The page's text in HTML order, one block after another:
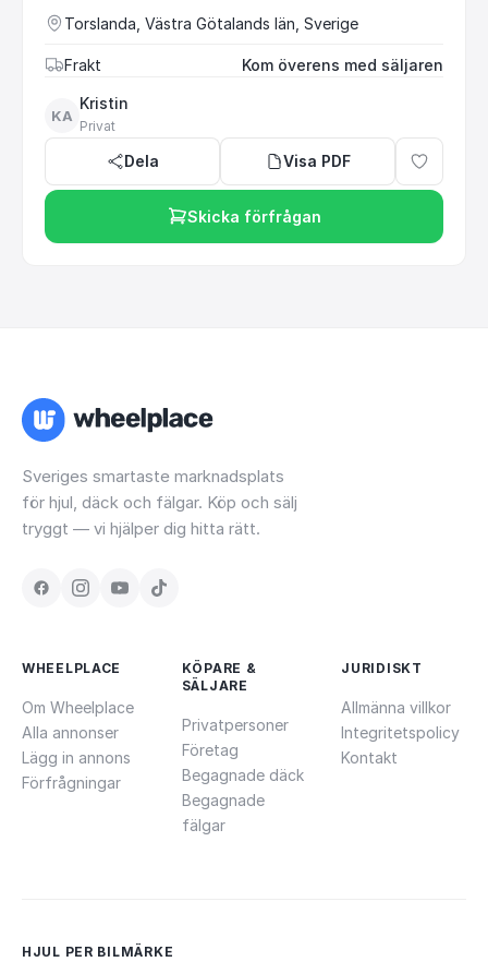
Torslanda, Västra Götalands län, Sverige
Frakt Kom överens med säljaren
KA
Kristin
Privat
Dela Visa PDF
Skicka förfrågan
Sveriges smartaste marknadsplats
för hjul, däck och fälgar. Köp och sälj
tryggt — vi hjälper dig hitta rätt.
WHEELPLACE
Om Wheelplace
Alla annonser
Lägg in annons
Förfrågningar
KÖPARE &
SÄLJARE
Privatpersoner
Företag
Begagnade däck
Begagnade
fälgar
JURIDISKT
Allmänna villkor
Integritetspolicy
Kontakt
HJUL PER BILMÄRKE